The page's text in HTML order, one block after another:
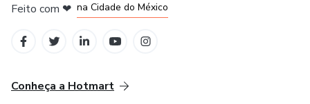
Feito com ❤ na Cidade do México
Conheça a Hotmart